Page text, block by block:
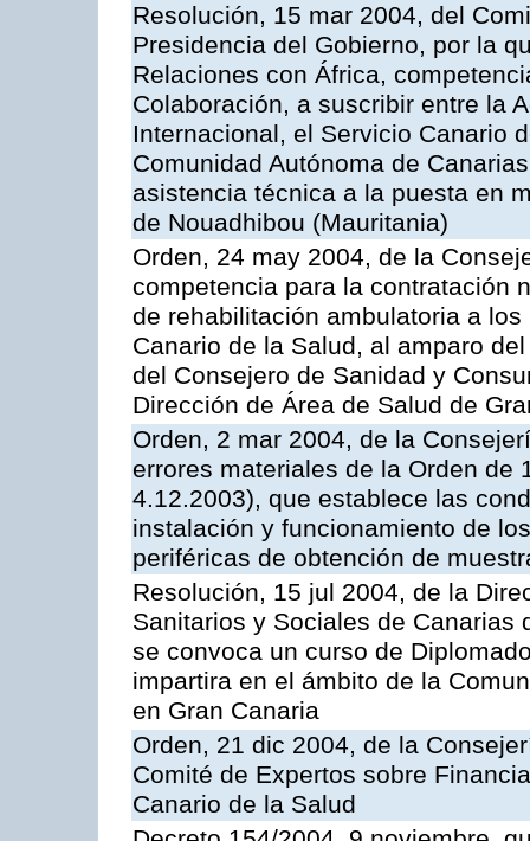
Resolución, 15 mar 2004, del
Presidencia del Gobierno, por la
Relaciones con África,
Colaboración, a suscribir entre la
Internacional, el Servicio Canario
Comunidad Autónoma de
asistencia técnica a la puesta en
de Nouadhibou (Mauritania)
Orden, 24 may 2004, de la
competencia para la contratación
de rehabilitación ambulatoria a
Canario de la Salud, al amparo
del Consejero de Sanidad y
Dirección de Área de Salud de
Orden, 2 mar 2004, de la
errores materiales de la Orden de
4.12.2003), que establece las
instalación y funcionamiento de
periféricas de obtención de
Resolución, 15 jul 2004, de la
Sanitarios y Sociales de Canarias
se convoca un curso de
impartira en el ámbito de la
en Gran Canaria
Orden, 21 dic 2004, de la
Comité de Expertos sobre
Canario de la Salud